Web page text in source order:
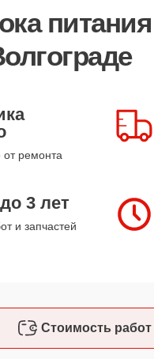
питания
от ремонта
3 лет
и запчастей
Стоимость работ